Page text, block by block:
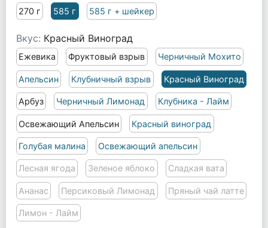
270 г 585 г 585 г + шейкер
Вкус: Красный Виноград
Ежевика Фруктовый взрыв Черничный Мохито
Апельсин Клубничный взрыв Красный Виноград
Арбуз Черничный Лимонад Клубника - Лайм
Освежающий Апельсин Красный виноград
Голубая малина Освежающий апельсин
Лесная ягода Зеленое яблоко Сладкая вата
Ананас Персиковый Лимонад Пряный чай латте
Лимон - Лайм